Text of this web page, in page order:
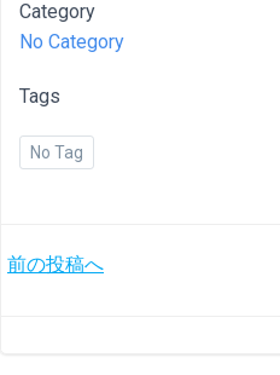
Category
No Category
Tags
No Tag
投
前の投稿へ